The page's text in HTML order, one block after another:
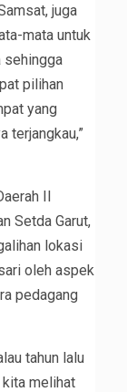
juga
mata untuk
sehingga
pilihan
yang
terjangkau,”
II
Setda Garut,
lokasi
oleh aspek
pedagang
tahun lalu
kita melihat